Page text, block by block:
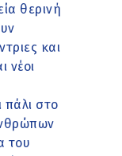
θερινή
και
νέοι
πάλι στο
του